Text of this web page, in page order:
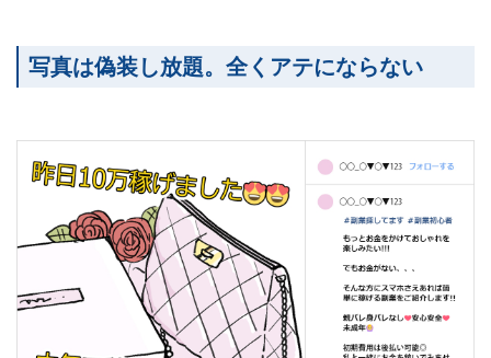
写真は偽装し放題。全くアテにならない